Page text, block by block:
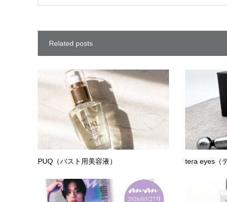
Related posts
PUQ（バスト用美容液） tera eyes（